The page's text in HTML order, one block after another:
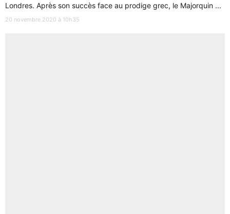
Londres. Après son succès face au prodige grec, le Majorquin ...
20 novembre 2020 à 10h35